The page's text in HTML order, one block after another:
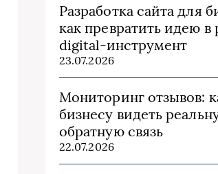
Разработка сайта для
как превратить идею в
digital-инструмент
23.07.2026
Мониторинг отзывов:
бизнесу видеть
обратную связь
22.07.2026